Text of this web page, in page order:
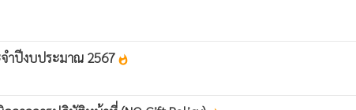
ำปีงบประมาณ 2567 whatshot